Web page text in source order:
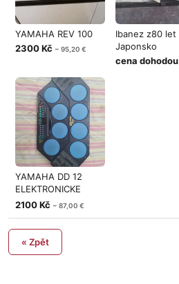
YAMAHA REV 100
2300 Kč ~ 95,20 €
Ibanez z80 let
Japonsko
cena dohodou
YAMAHA DD 12
ELEKTRONICKE
BUBNY
2100 Kč ~ 87,00 €
« Zpět